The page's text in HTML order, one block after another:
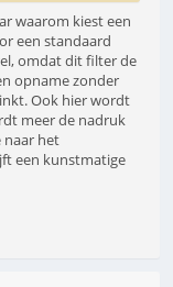
waarom kiest een
een standaard
omdat dit filter de
opname zonder
Ook hier wordt
meer de nadruk
naar het
een kunstmatige